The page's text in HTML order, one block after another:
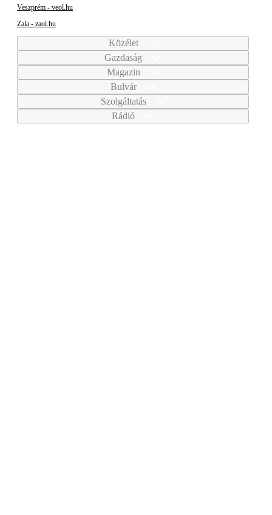
Veszprém - veol.hu
Zala - zaol.hu
Közélet
Gazdaság
Magazin
Bulvár
Szolgáltatás
Rádió